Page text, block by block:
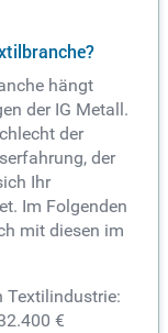
hängt
der IG Metall.
der
der
Ihr
Im Folgenden
mit diesen im
Textilindustrie:
€